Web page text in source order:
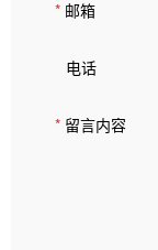
* 邮箱
电话
* 留言内容